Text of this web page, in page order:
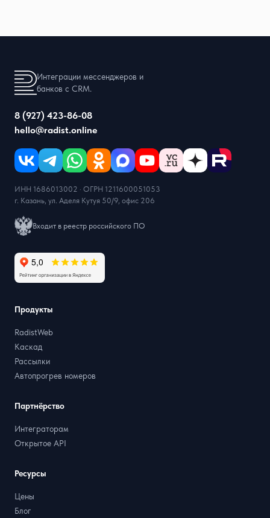
Интеграции мессенджеров и
банков с CRM.
8 (927) 423-86-08
hello@radist.online
ИНН 1686013002 · ОГРН 1211600051053
г. Казань, ул. Аделя Кутуя 50/9, офис 206
Входит в реестр российского ПО
Продукты
RadistWeb
Каскад
Рассылки
Автопрогрев номеров
Партнёрство
Интеграторам
Открытое API
Ресурсы
Цены
Блог